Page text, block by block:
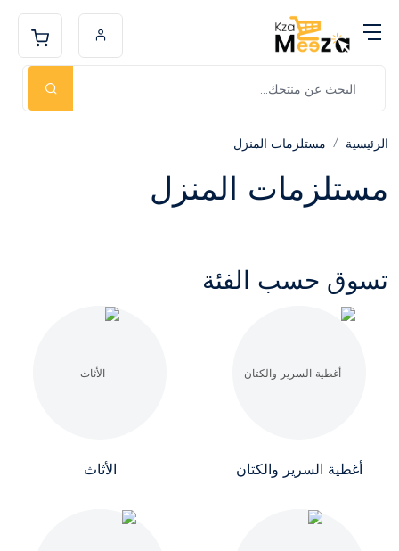
الرئيسية مستلزمات المنزل
مستلزمات المنزل
تسوق حسب الفئة
أغطية السرير والكتان الأثاث